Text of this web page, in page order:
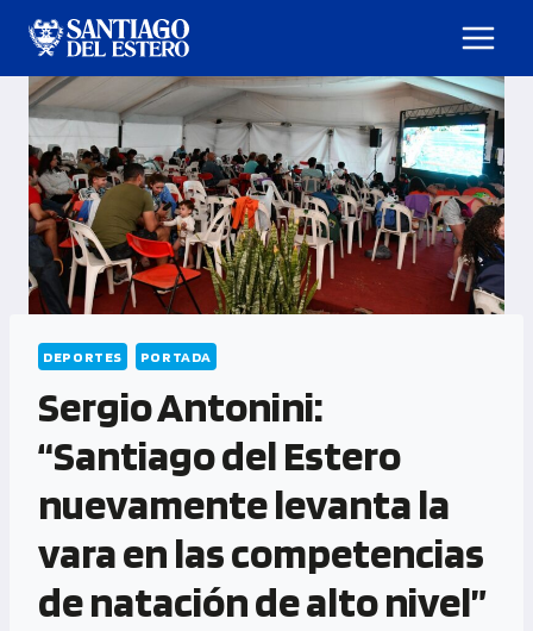
DEPORTES PORTADA
Sergio Antonini:
“Santiago del Estero
nuevamente levanta la
vara en las competencias
de natación de alto nivel”